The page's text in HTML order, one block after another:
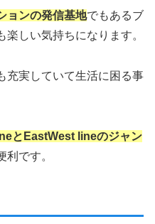
ョンの発信基地でもあるブ
しい気持ちになります。
充実していて生活に困る事
とEastWest lineのジャン
利です。